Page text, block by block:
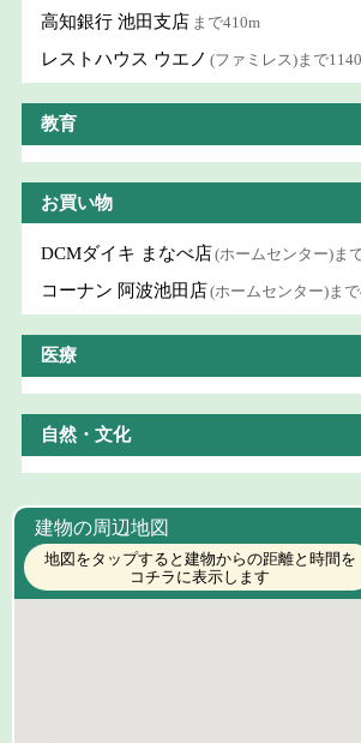
高知銀行 池田支店 まで410m
レストハウス ウエノ (ファミレス)まで
教育
お買い物
DCMダイキ まなべ店(ホームセンター)ま
コーナン 阿波池田店(ホームセンター)まで
医療
自然・文化
建物の周辺地図
地図をタップすると建物からの距離と時間を
コチラに表示します